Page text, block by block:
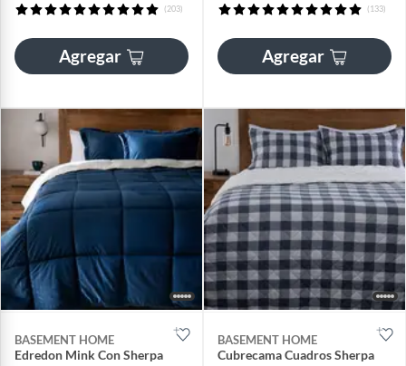
(203)
Agregar
(133)
Agregar
BASEMENT HOME
Edredon Mink Con Sherpa
BASEMENT HOME
Cubrecama Cuadros Sherpa